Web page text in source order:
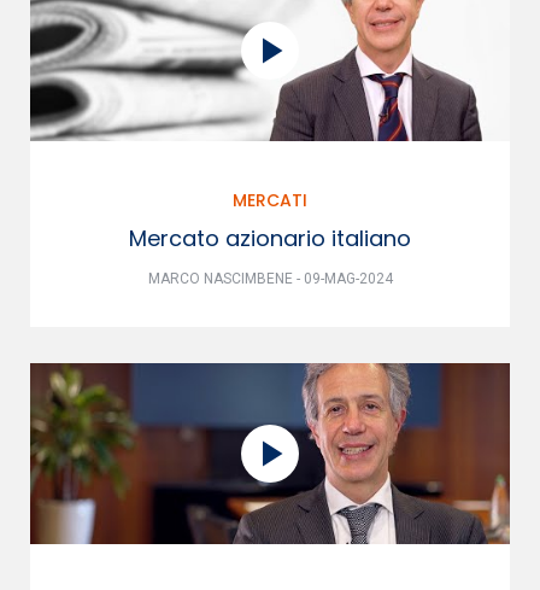
MERCATI
Mercato azionario italiano
MARCO NASCIMBENE - 09-MAG-2024